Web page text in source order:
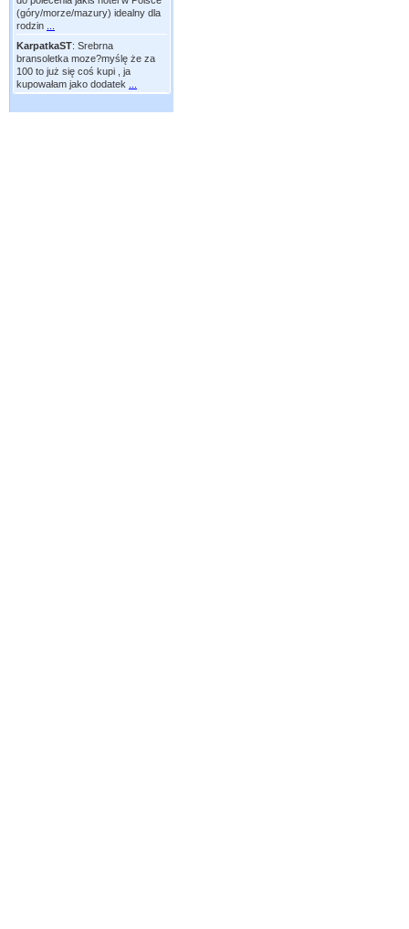
(góry/morze/mazury) idealny dla
rodzin
KarpatkaST: Srebrna
bransoletka moze?myślę że za
100 to już się coś kupi , ja
kupowałam jako dodatek